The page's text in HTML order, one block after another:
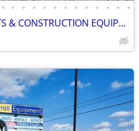
• • • • • • • • • • • • •
EXCAVATOR ATTACHMENTS & CONSTRUCTION EQUIPMENT ON SALE!!!